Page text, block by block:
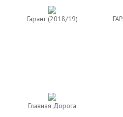
Гарант (2018/19)
Главная Дорога